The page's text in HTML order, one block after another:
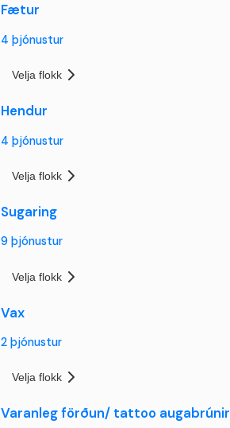
Fætur
4 þjónustur
Velja flokk
Hendur
4 þjónustur
Velja flokk
Sugaring
9 þjónustur
Velja flokk
Vax
2 þjónustur
Velja flokk
Varanleg förðun/ tattoo augabrúnir